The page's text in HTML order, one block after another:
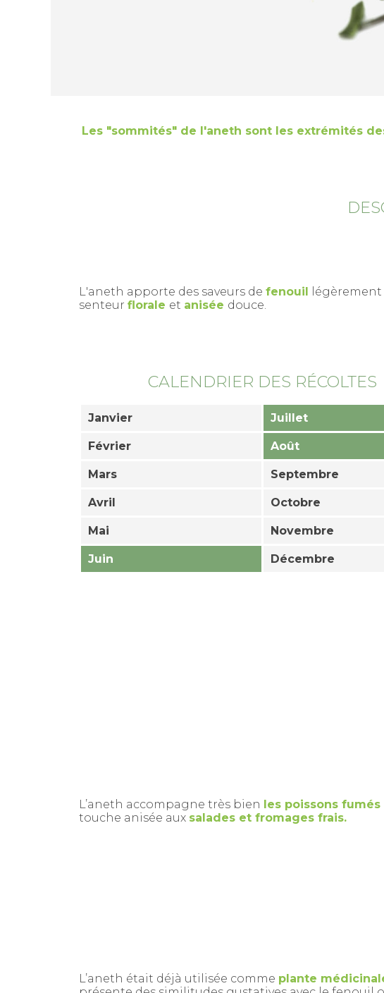
Les "sommités" de l'aneth sont les extrémités
L'aneth apporte des saveurs de fenouil légèrement
senteur florale et anisée douce.
CALENDRIER DES RÉCOLTES
Janvier Juillet
Février Août
Mars Septembre
Avril Octobre
Mai Novembre
Juin Décembre
L’aneth accompagne très bien les poissons
touche anisée aux salades et fromages frais.
L’aneth était déjà utilisée comme plante